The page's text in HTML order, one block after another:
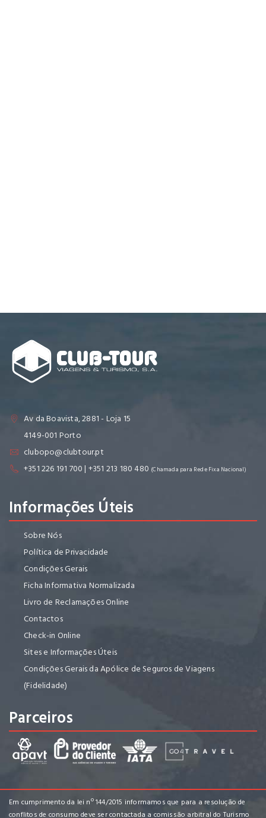
Av da Boavista, 2881 - Loja 15
4149-001 Porto
clubopo@clubtour.pt
+351 226 191 700 | +351 213 180 480 (Chamada para Rede Fixa Nacional)
Informações Úteis
Sobre Nós
Política de Privacidade
Condições Gerais
Ficha Informativa Normalizada
Livro de Reclamações Online
Contactos
Check-in Online
Sites e Informações Úteis
Condições Gerais da Apólice de Seguros de Viagens
(Fidelidade)
Parceiros
Em cumprimento da lei nº 144/2015 informamos que para a resolução de
conflitos de consumo deve ser contactada a comissão arbitral do Turismo